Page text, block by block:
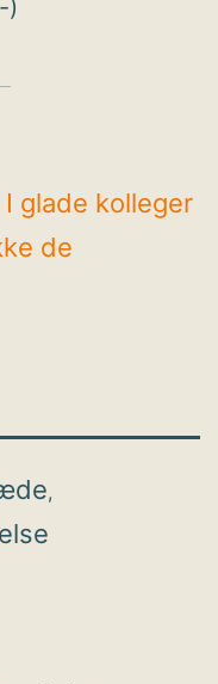
)
glade kolleger
de
,